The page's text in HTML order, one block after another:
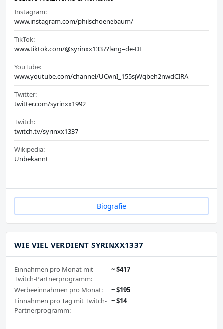
Instagram:
www.instagram.com/philschoenebaum/
TikTok:
www.tiktok.com/@syrinxx1337?lang=de-DE
YouTube:
www.youtube.com/channel/UCwnI_155sjWqbeh2nwdCIRA
Twitter:
twitter.com/syrinxx1992
Twitch:
twitch.tv/syrinxx1337
Wikipedia:
Unbekannt
Biografie
WIE VIEL VERDIENT SYRINXX1337
Einnahmen pro Monat mit
Twitch-Partnerprogramm:
~ $417
Werbeeinnahmen pro Monat:
~ $195
Einnahmen pro Tag mit Twitch-
Partnerprogramm:
~ $14